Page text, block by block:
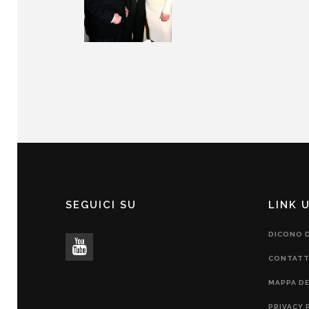
SEGUICI SU LINK
DICONO
MAPPA
PRIVACY